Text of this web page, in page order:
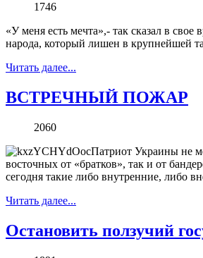
1746
«У меня есть мечта»,- так сказал в
народа, который лишен в крупнейшей
Читать далее...
ВСТРЕЧНЫЙ ПОЖАР
2060
Патриот Украины не
восточных от «братков», так и от
сегодня такие либо внутренние, либо
Читать далее...
Остановить ползучий